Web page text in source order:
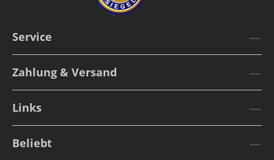
Service
Zahlung & Versand
Links
Beliebt